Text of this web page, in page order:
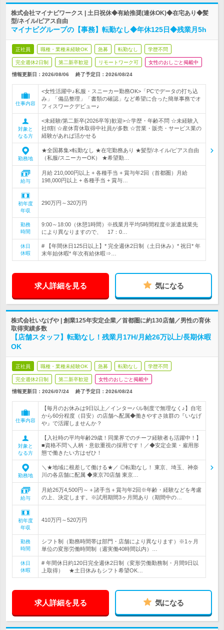
株式会社マイナビワークス | 土日祝休◆有給推奨(連休OK)◆在宅あり◆髪
型/ネイル/ピアス自由
マイナビグループの【事務】転勤なし◆年休125日◆残業月5h
正社員 職種・業種未経験OK 急募 転勤なし 学歴不問
完全週休2日制 第二新卒歓迎 リモートワーク可 女性のおしごと掲載中
情報更新日：2026/08/06 終了予定日： 2026/08/24
仕事内容
<女性活躍中♪私服・スニーカー勤務OK>「PCでデータの打ち込
み」「備品整理」「書類の確認」など希望に合った簡単事務でオ
フィスワークデビュー♪
対象と
なる方
<未経験/第二新卒(2026卒等)歓迎>☆学歴・年齢不問 ☆未経験入
社8割 ☆産休育休取得中社員が多数 ☆営業・販売・サービス業の
経験があれば活かせる
勤務地
★全国募集×転勤なし ★在宅勤務あり ★髪型/ネイル/ピアス自由
（私服/スニーカーOK） ★希望勤…
給与
月給 210,000円以上 + 各種手当 + 賞与年2回（首都圏）月給
198,000円以上 + 各種手当 + 賞与…
初年度
年収
290万円～320万円
勤務
時間
9:00～18:00（休憩1時間）※残業月平均5時間程度※派遣就業先
により異なりますので、 17：0…
休日
休暇
# 【年間休日125日以上】* 完全週休2日制（土日休み）* 祝日* 年
末年始休暇* 年次有給休暇⇒…
求人詳細を見る 気になる
株式会社いなげや | 創業125年安定企業／首都圏に約130店舗／男性の育休
取得実績多数
【店舗スタッフ】転勤なし！残業月17H/月給26万以上/長期休暇
OK
正社員 職種・業種未経験OK 急募 転勤なし 学歴不問
完全週休2日制 第二新卒歓迎 女性のおしごと掲載中
情報更新日：2026/07/24 終了予定日： 2026/08/24
仕事内容
【毎月のお休みは9日以上／インターバル制度で無理なく♪】自宅
から60分程度（目安）の店舗へ配属◆働きやすさ抜群の『いなげ
や』で活躍しませんか？
対象と
なる方
【入社時の平均年齢29歳！同業界でのチーフ経験者も活躍中！】
■資格不問＼人柄・意欲重視の採用です！／◆安定企業・雇用形
態で働きたい方はぜひ！
勤務地
＼★地域に根差して働ける★／ ◎転勤なし！ 東京、埼玉、神奈
川の各店舗に配属 ◆東京70店舗 東京…
給与
月給26万4,500円～＋諸手当＋賞与年2回※年齢・経験などを考慮
の上、決定します。※試用期間3ヶ月間あり（期間中の…
初年度
年収
410万円～520万円
勤務
時間
シフト制（勤務時間帯は部門・店舗により異なります）※1ヶ月
単位の変形労働時間制（週実働40時間以内）…
休日
休暇
# 年間休日約120日完全週休2日制（変形労働勤務制・月間9日以
上取得） ★土日休みもシフト希望OK…
求人詳細を見る 気になる